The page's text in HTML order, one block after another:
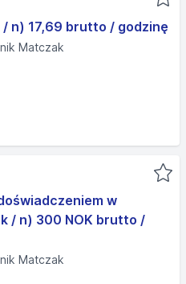
n) 17,69 brutto / godzinę
Matczak
w
/ n) 300 NOK brutto /
Matczak